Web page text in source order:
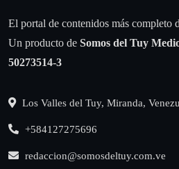
El portal de contenidos más completo
Un producto de Somos del Tuy
50273514-3
Los Valles del Tuy, Miranda,
+584127275696
redaccion@somosdeltuy.com.ve